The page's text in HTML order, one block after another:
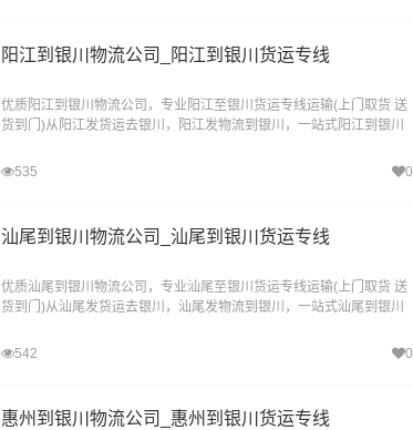
阳江到银川物流公司_阳江到银川货运专线
优质阳江到银川物流公司，专业阳江至银川货运专线运输(上门取货 送
货到门)从阳江发货运去银川，阳江发物流到银川，一站式阳江到银川
535
0
汕尾到银川物流公司_汕尾到银川货运专线
优质汕尾到银川物流公司，专业汕尾至银川货运专线运输(上门取货 送
货到门)从汕尾发货运去银川，汕尾发物流到银川，一站式汕尾到银川
542
0
惠州到银川物流公司_惠州到银川货运专线